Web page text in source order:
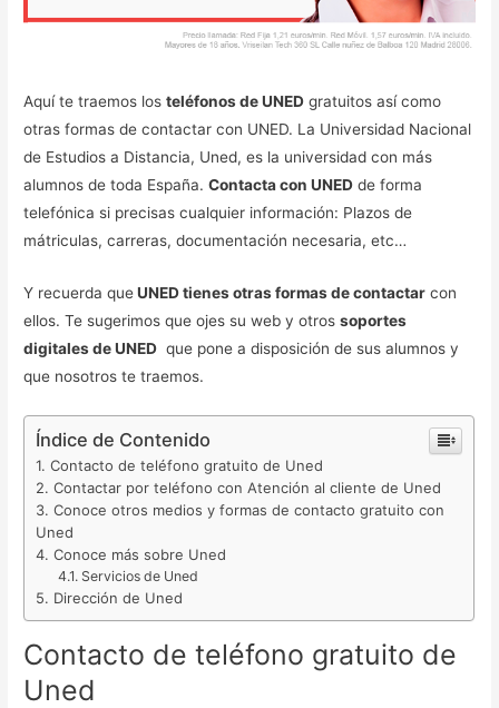
Aquí te traemos losteléfonos de UNED gratuitos así como
otras formas de contactar con UNED. La Universidad Nacional
de Estudios a Distancia, Uned, es la universidad con más
alumnos de toda España.Contacta con UNED de forma
telefónica si precisas cualquier información: Plazos de
mátriculas, carreras, documentación necesaria, etc…
Y recuerda queUNED tienes otras formas de contactar con
ellos. Te sugerimos que ojes su web y otrossoportes
digitales de UNED que pone a disposición de sus alumnos y
que nosotros te traemos.
Índice de Contenido
Contacto de teléfono gratuito de Uned
Contactar por teléfono con Atención al cliente de Uned
Conoce otros medios y formas de contacto gratuito con
Uned
Conoce más sobre Uned
Servicios de Uned
Dirección de Uned
Contacto de teléfono gratuito de
Uned